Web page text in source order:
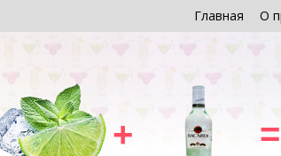
Главная О
+ =